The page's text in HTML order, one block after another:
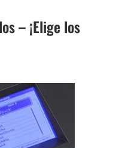
– ¡Elige los